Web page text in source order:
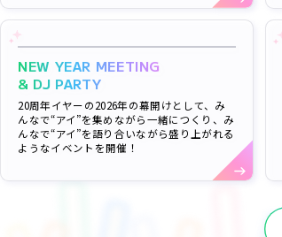
NEW YEAR MEETING
& DJ PARTY
20周年イヤーの2026年の幕開けとして、み
んなで“アイ”を集めながら一緒につくり、み
んなで“アイ”を語り合いながら盛り上がれる
ようなイベントを開催！